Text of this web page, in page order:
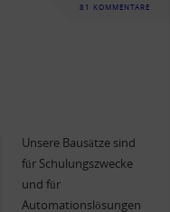
81 KOMMENTARE
Unsere Bausätze sind
für Schulungszwecke
und für
Automationslösungen